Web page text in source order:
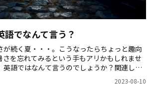
語でなんて言う？
が続く夏・・・。こうなったらちょっと趣向
さを忘れてみるという手もアリかもしれませ
英語ではなんて言うのでしょうか？関連した
2023-08-10